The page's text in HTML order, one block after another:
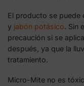
El producto se puede
y jabón potásico. Sin
precaución si se
después, ya que la
tratamiento.
Micro-Mite no es